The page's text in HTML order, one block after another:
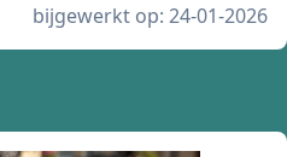
bijgewerkt op: 24-01-2026